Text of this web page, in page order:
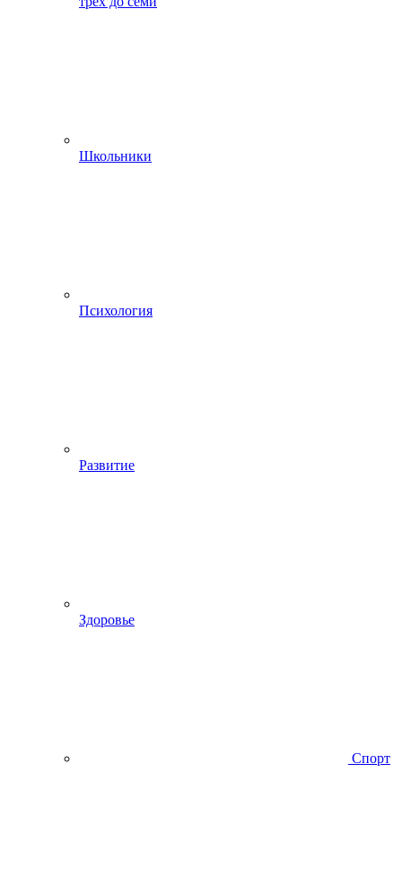
Школьники
Психология
Развитие
Здоровье
Спорт